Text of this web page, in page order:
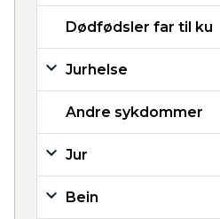
Dødfødsler far til ku
Jurhelse
Andre sykdommer
Jur
Bein